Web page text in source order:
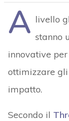
A livello
stanno
innovative
ottimizzare
impatto.
Secondo il